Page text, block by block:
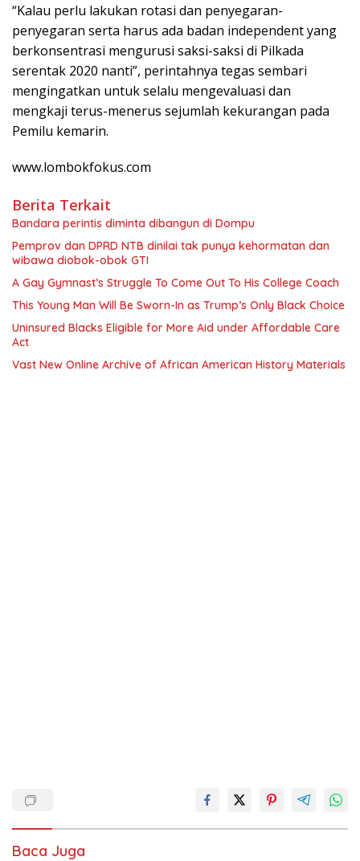
“Kalau perlu lakukan rotasi dan penyegaran-
penyegaran serta harus ada badan independent yang
berkonsentrasi mengurusi saksi-saksi di Pilkada
serentak 2020 nanti”, perintahnya tegas sembari
mengingatkan untuk selalu mengevaluasi dan
mengkaji terus-menerus sejumlah kekurangan pada
Pemilu kemarin.
www.lombokfokus.com
Berita Terkait
Bandara perintis diminta dibangun di Dompu
Pemprov dan DPRD NTB dinilai tak punya kehormatan dan
wibawa diobok-obok GTI
A Gay Gymnast’s Struggle To Come Out To His College Coach
This Young Man Will Be Sworn-In as Trump’s Only Black Choice
Uninsured Blacks Eligible for More Aid under Affordable Care
Act
Vast New Online Archive of African American History Materials
Baca Juga